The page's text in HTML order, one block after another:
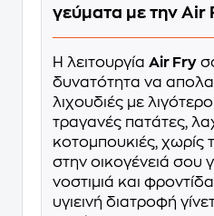
γεύματα με την Air
Η λειτουργία Air Fry
δυνατότητα να
λιχουδιές με
τραγανές πατάτες,
κοτομπουκιές, χωρίς
στην οικογένειά σου
νοστιμιά και
υγιεινή διατροφή